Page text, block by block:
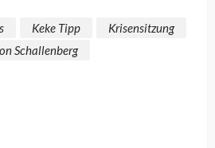
Keke Tipp
Krisensitzung
Schallenberg